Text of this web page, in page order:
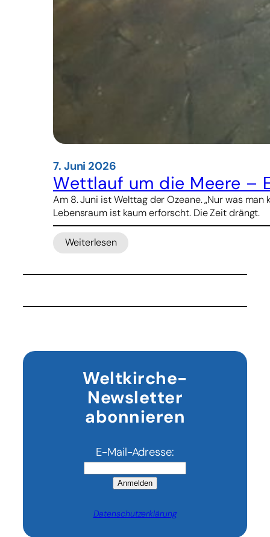
7. Juni 2026
Wettlauf um die Meere –
Am 8. Juni ist Welttag der Ozeane. „Nur was
Lebensraum ist kaum erforscht. Die Zeit drängt.
Weiterlesen
:
um
oder
Weltkirche-
Newsletter
abonnieren
E-Mail-Adresse:
Anmelden
Datenschutzerklärung